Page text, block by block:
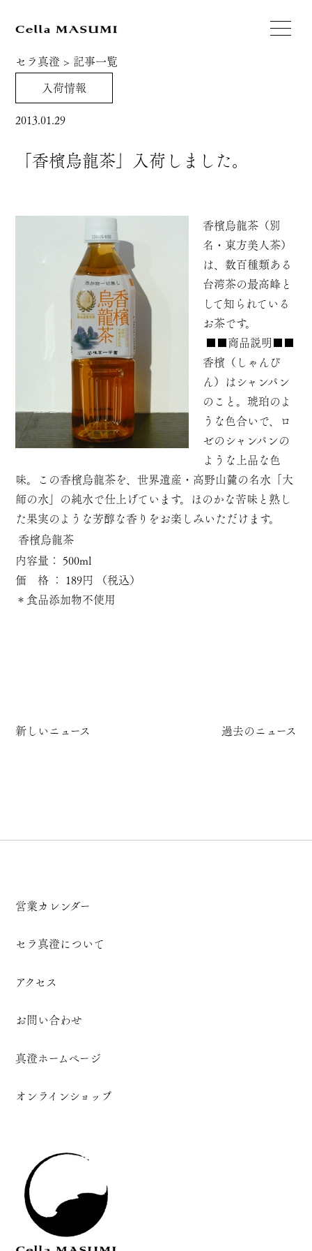
セラ真澄 > 記事一覧
入荷情報
2013.01.29
「香檳烏龍茶」入荷しました。
香檳烏龍茶（別
名・東方美人茶）
は、数百種類ある
台湾茶の最高峰と
して知られている
お茶です。
■■商品説明■■
香檳（しゃんぴ
ん）はシャンパン
のこと。琥珀のよ
うな色合いで、ロ
ゼのシャンパンの
ような上品な色
味。この香檳烏龍茶を、世界遺産・高野山麓の名水「大
師の水」の純水で仕上げています。ほのかな苦味と熟し
た果実のような芳醇な香りをお楽しみいただけます。
香檳烏龍茶
内容量： 500ml
価 格 ： 189円 （税込）
＊食品添加物不使用
新しいニュース 過去のニュース
営業カレンダー
セラ真澄について
アクセス
お問い合わせ
真澄ホームページ
オンラインショップ